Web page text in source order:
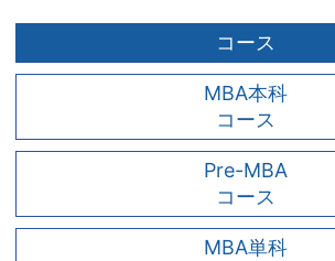
コース
MBA本科
コース
Pre-MBA
コース
MBA単科